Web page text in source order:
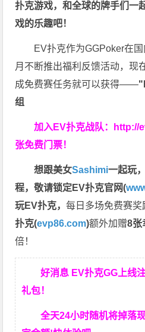
扑克游戏，和全球的牌手们一
戏的乐趣吧！
EV扑克作为GGPoker在
月不断推出福利反馈活动，现
成免费赛任务就可以获得——
组
加入EV扑克战队： http://
张免费门票！
想跟美女Sashimi一起玩
程，敬请锁定EV扑克官网(
玩EV扑克，每日多场免费赛
扑克(evp86.com)额外加赠8张
倍！
好消息 EV扑克GG上线
礼包！
全天24小时随机将掉落